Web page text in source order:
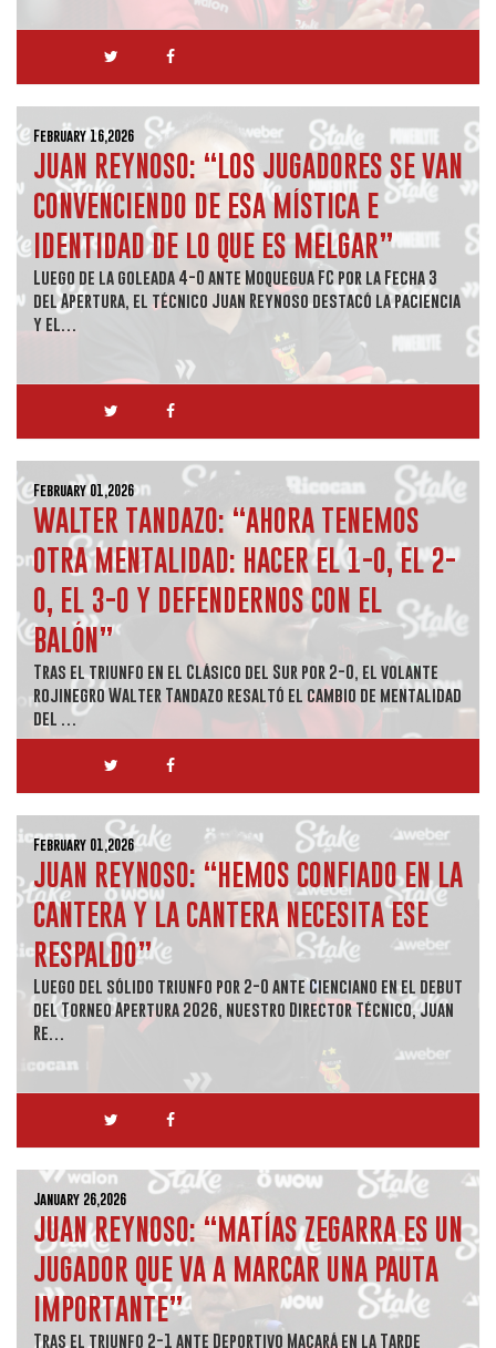
February 16,2026
JUAN REYNOSO: “LOS JUGADORES SE VAN
CONVENCIENDO DE ESA MÍSTICA E
IDENTIDAD DE LO QUE ES MELGAR”
Luego de la goleada 4-0 ante Moquegua FC por la Fecha 3
del Apertura, el técnico Juan Reynoso destacó la paciencia
y el…
February 01,2026
WALTER TANDAZO: “AHORA TENEMOS
OTRA MENTALIDAD: HACER EL 1-0, EL 2-
0, EL 3-0 Y DEFENDERNOS CON EL
BALÓN”
Tras el triunfo en el Clásico del Sur por 2-0, el volante
rojinegro Walter Tandazo resaltó el cambio de mentalidad
del …
February 01,2026
JUAN REYNOSO: “HEMOS CONFIADO EN LA
CANTERA Y LA CANTERA NECESITA ESE
RESPALDO”
Luego del sólido triunfo por 2-0 ante Cienciano en el debut
del Torneo Apertura 2026, nuestro Director Técnico, Juan
Re…
January 26,2026
JUAN REYNOSO: “MATÍAS ZEGARRA ES UN
JUGADOR QUE VA A MARCAR UNA PAUTA
IMPORTANTE”
Tras el triunfo 2-1 ante Deportivo Macará en la Tarde